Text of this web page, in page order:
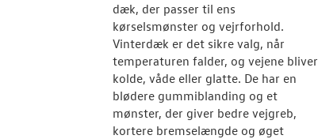
dæk, der passer til ens
kørselsmønster og vejrforhold.
Vinterdæk er det sikre valg, når
temperaturen falder, og vejene bliver
kolde, våde eller glatte. De har en
blødere gummiblanding og et
mønster, der giver bedre vejgreb,
kortere bremselængde og øget